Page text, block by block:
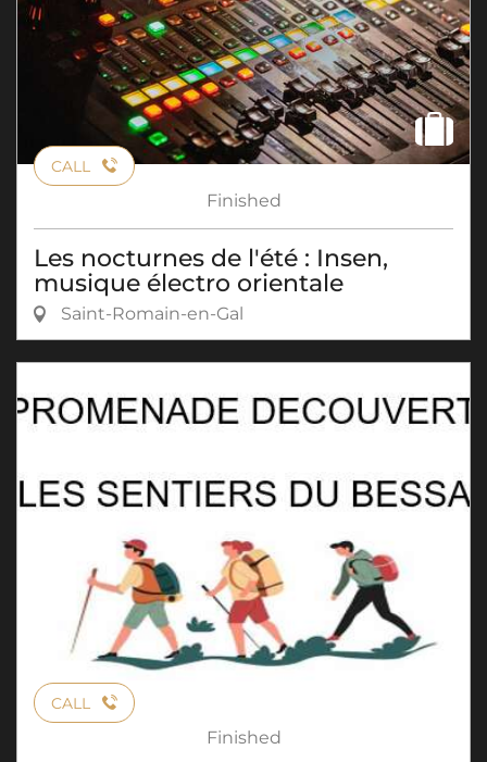
CALL
Finished
Les nocturnes de l'été : Insen,
musique électro orientale
Saint-Romain-en-Gal
CALL
Finished